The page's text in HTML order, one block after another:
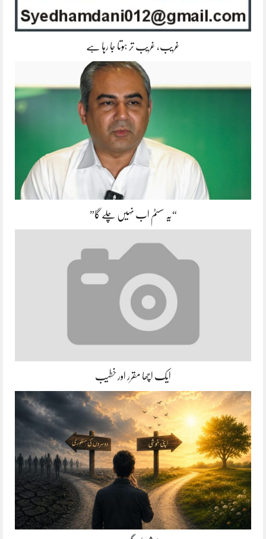
غریب، غریب تر ہوتا جا رہا ہے
“یہ سسٹم اب نہیں چلے گا”
ایک اچھا مقرر اور خطیب